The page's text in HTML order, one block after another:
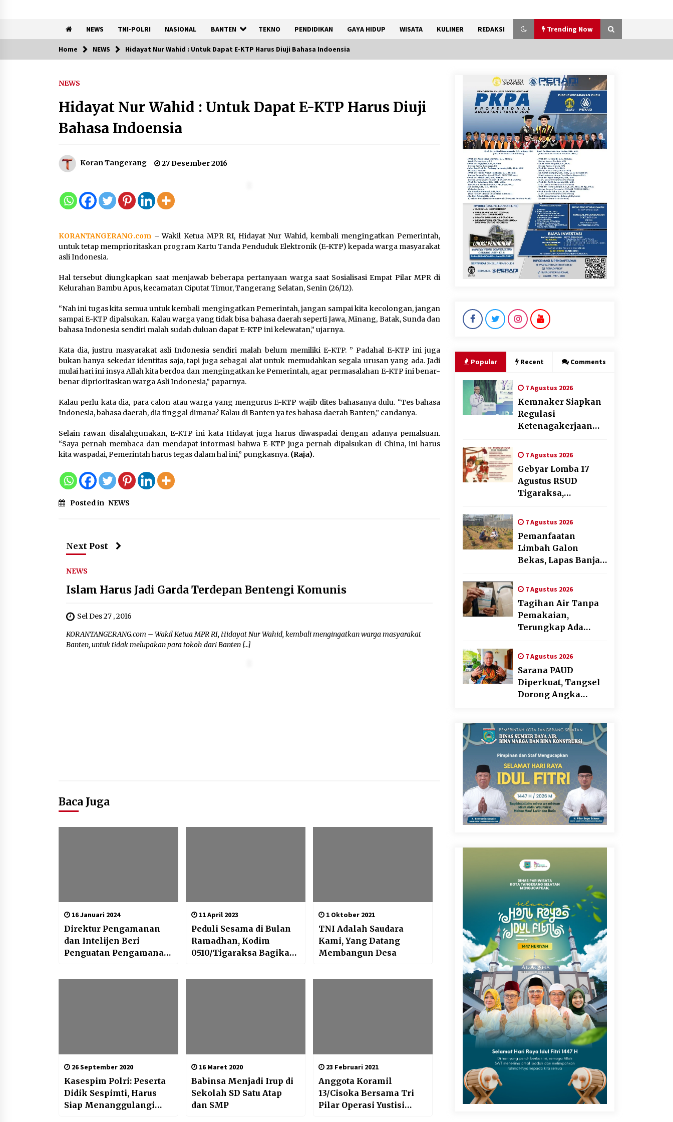
NEWS TNI-POLRI NASIONAL BANTEN TEKNO PENDIDIKAN GAYA HIDUP WISATA KULINER REDAKSI Trending Now
Trending Now
Selaras dengan Tantangan
7 Agustus 2026
HUT RI dengan Nuansa
Pemanfaatan Limbah Galon
Bekas, Lapas Banjar Tanam
200 Pohon Cabai Dukung
Program Ketahanan Pangan
7 Agustus 2026
Pemakaian, Terungkap Ada
Transparan
7 Agustus 2026
KKM Universitas Bina Bangsa
Kelompok 83 Laksanakan
Pendampingan Pembuatan
Spanduk Sebagai Upaya
Memperkuat Pemasaran
UMKM di Desa Cempaka
6 Agustus 2026
Jaga Kebugaran Petugas,
Lapas Kelas I Tangerang
6 Agustus 2026
Kemenkum Malut Dorong
Perlindungan Hak Cipta Musik
Penguatan Royalti
6 Agustus 2026
Dikunjungi PWI, Wawan Fauzi:
Peran Media Bisa Berdampak
Besar hingga Fatal
6 Agustus 2026
Kejari Kota Tangerang
Bongkar Korupsi Rp5,49
Eks VP Angkasa Pura Kargo
Ditahan
6 Agustus 2026
Dukung Ekosistem Kendaraan
Listrik, Wapres Dorong Link
and Match Pendidikan–
Industri
5 Agustus 2026
Marak Kecelakaan Kapal,
Puan Soroti Minimnya Faktor
Home NEWS Hidayat Nur Wahid : Untuk Dapat E-KTP Harus Diuji Bahasa Indoensia
NEWS
Hidayat Nur Wahid : Untuk Dapat E-KTP Harus Diuji
Bahasa Indoensia
Koran Tangerang 27 Desember 2016
KORANTANGERANG.com –Wakil Ketua MPR RI, Hidayat Nur Wahid, kembali mengingatkan Pemerintah,
untuk tetap memprioritaskan program Kartu Tanda Penduduk Elektronik (E-KTP) kepada warga masyarakat
asli Indonesia.
Hal tersebut diungkapkan saat menjawab beberapa pertanyaan warga saat Sosialisasi Empat Pilar MPR di
Kelurahan Bambu Apus, kecamatan Ciputat Timur, Tangerang Selatan, Senin (26/12).
“Nah ini tugas kita semua untuk kembali mengingatkan Pemerintah, jangan sampai kita kecolongan, jangan
sampai E-KTP dipalsukan. Kalau warga yang tidak bisa bahasa daerah seperti Jawa, Minang, Batak, Sunda dan
bahasa Indonesia sendiri malah sudah duluan dapat E-KTP ini kelewatan,” ujarnya.
Kata dia, justru masyarakat asli Indonesia sendiri malah belum memiliki E-KTP. ” Padahal E-KTP ini juga
bukan hanya sekedar identitas saja, tapi juga sebagai alat untuk memudahkan segala urusan yang ada. Jadi
mulai hari ini insya Allah kita berdoa dan mengingatkan ke Pemerintah, agar permasalahan E-KTP ini benar-
benar diprioritaskan warga Asli Indonesia,” paparnya.
Kalau perlu kata dia, para calon atau warga yang mengurus E-KTP wajib dites bahasanya dulu. “Tes bahasa
Indonesia, bahasa daerah, dia tinggal dimana? Kalau di Banten ya tes bahasa daerah Banten,” candanya.
Selain rawan disalahgunakan, E-KTP ini kata Hidayat juga harus diwaspadai dengan adanya pemalsuan.
“Saya pernah membaca dan mendapat informasi bahwa E-KTP juga pernah dipalsukan di China, ini harus
kita waspadai, Pemerintah harus tegas dalam hal ini,” pungkasnya. (Raja).
Posted in NEWS
Next Post
NEWS
Islam Harus Jadi Garda Terdepan Bentengi Komunis
Sel Des 27 , 2016
KORANTANGERANG.com – Wakil Ketua MPR RI, Hidayat Nur Wahid, kembali mengingatkan warga masyarakat
Banten, untuk tidak melupakan para tokoh dari Banten […]
Baca Juga
16 Januari 2024
Direktur Pengamanan
dan Intelijen Beri
Penguatan Pengamanan
Cikarang
11 April 2023
Peduli Sesama di Bulan
Ramadhan, Kodim
0510/Tigaraksa Bagikan
1 Oktober 2021
TNI Adalah Saudara
Kami, Yang Datang
Membangun Desa
26 September 2020
Kasespim Polri: Peserta
Didik Sespimti, Harus
Siap Menanggulangi
16 Maret 2020
Babinsa Menjadi Irup di
Sekolah SD Satu Atap
dan SMP
23 Februari 2021
Anggota Koramil
13/Cisoka Bersama Tri
Pilar Operasi Yustisi
Popular Recent Comments
7 Agustus 2026
Kemnaker Siapkan
Regulasi
Ketenagakerjaan
dengan Tantangan
Dunia Kerja Modern
7 Agustus 2026
Gebyar Lomba 17
Agustus RSUD
Tigaraksa,
dengan Nuansa
Kebersamaan
7 Agustus 2026
Pemanfaatan
Limbah Galon
Bekas, Lapas Banjar
Cabai Dukung
Program Ketahanan
Pangan
7 Agustus 2026
Tagihan Air Tanpa
Pemakaian,
Terungkap Ada
Pengelolaan ,
Perumdam TKR
Didesak Transparan
7 Agustus 2026
Sarana PAUD
Diperkuat, Tangsel
Dorong Angka